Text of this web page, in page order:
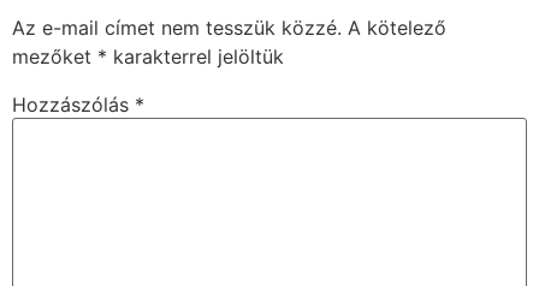
Az e-mail címet nem tesszük közzé. A kötelező
mezőket * karakterrel jelöltük
Hozzászólás *